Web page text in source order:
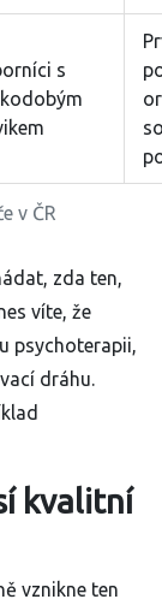
v ČR
s
zda ten,
víte, že
psychoterapii,
dráhu.
kvalitní
vznikne ten